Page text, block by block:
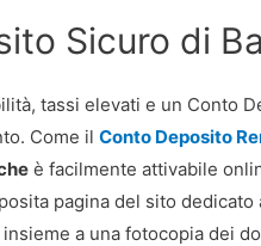
Sicuro di
tassi elevati e un Conto
Come il Conto Deposito
è facilmente attivabile
pagina del sito dedicato
a una fotocopia dei